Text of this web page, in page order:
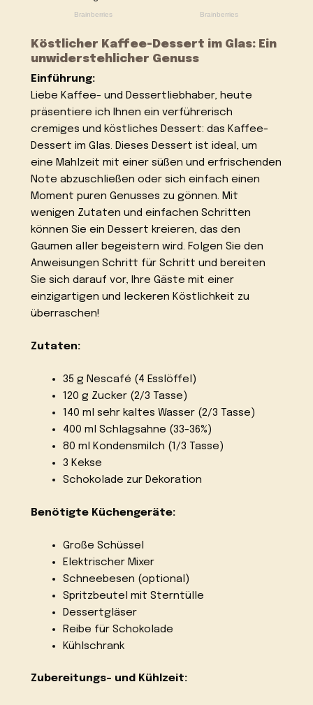
Köstlicher Kaffee-Dessert im Glas: Ein
unwiderstehlicher Genuss
Einführung:
Liebe Kaffee- und Dessertliebhaber, heute
präsentiere ich Ihnen ein verführerisch
cremiges und köstliches Dessert: das Kaffee-
Dessert im Glas. Dieses Dessert ist ideal, um
eine Mahlzeit mit einer süßen und erfrischenden
Note abzuschließen oder sich einfach einen
Moment puren Genusses zu gönnen. Mit
wenigen Zutaten und einfachen Schritten
können Sie ein Dessert kreieren, das den
Gaumen aller begeistern wird. Folgen Sie den
Anweisungen Schritt für Schritt und bereiten
Sie sich darauf vor, Ihre Gäste mit einer
einzigartigen und leckeren Köstlichkeit zu
überraschen!
Zutaten:
35 g Nescafé (4 Esslöffel)
120 g Zucker (2/3 Tasse)
140 ml sehr kaltes Wasser (2/3 Tasse)
400 ml Schlagsahne (33-36%)
80 ml Kondensmilch (1/3 Tasse)
3 Kekse
Schokolade zur Dekoration
Benötigte Küchengeräte:
Große Schüssel
Elektrischer Mixer
Schneebesen (optional)
Spritzbeutel mit Sterntülle
Dessertgläser
Reibe für Schokolade
Kühlschrank
Zubereitungs- und Kühlzeit: